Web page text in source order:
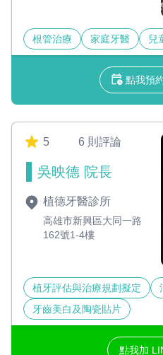
根管治療 家庭牙醫 兒
點我預
5 6 則評論
吳映德 院長
植德牙醫診所
高雄市新興區大同一路
162號1-4樓
植牙評估與治療規劃擬定
牙齒美白及陶瓷貼片
點我加